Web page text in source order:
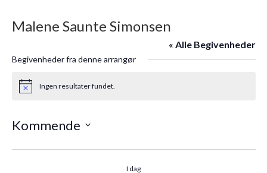
Malene Saunte Simonsen
« Alle Begivenheder
Begivenheder fra denne arrangør
NoticeIngen resultater fundet.
Kommende
Vælg
I dag